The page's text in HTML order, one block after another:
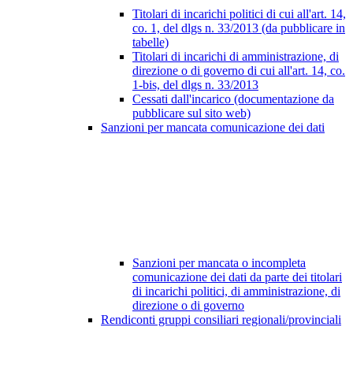
Titolari di incarichi politici di cui all'art. 14,
co. 1, del dlgs n. 33/2013 (da pubblicare in
tabelle)
Titolari di incarichi di amministrazione, di
direzione o di governo di cui all'art. 14, co.
1-bis, del dlgs n. 33/2013
Cessati dall'incarico (documentazione da
pubblicare sul sito web)
Sanzioni per mancata comunicazione dei dati
Sanzioni per mancata o incompleta
comunicazione dei dati da parte dei titolari
di incarichi politici, di amministrazione, di
direzione o di governo
Rendiconti gruppi consiliari regionali/provinciali